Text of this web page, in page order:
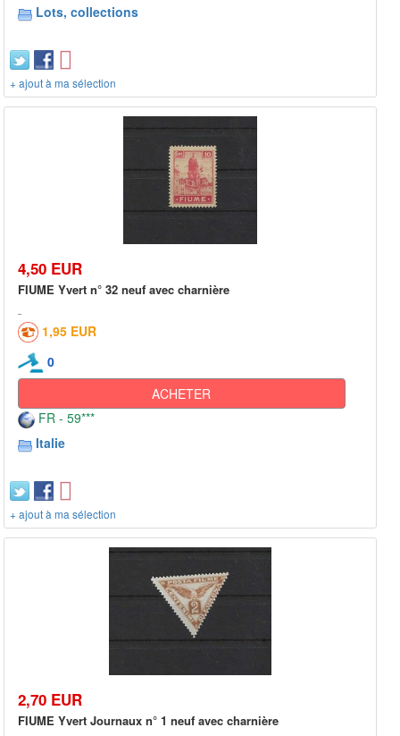
Lots, collections
+ ajout à ma sélection
4,50 EUR
FIUME Yvert n° 32 neuf avec charnière
1,95 EUR
0
ACHETER
FR - 59***
Italie
+ ajout à ma sélection
2,70 EUR
FIUME Yvert Journaux n° 1 neuf avec charnière